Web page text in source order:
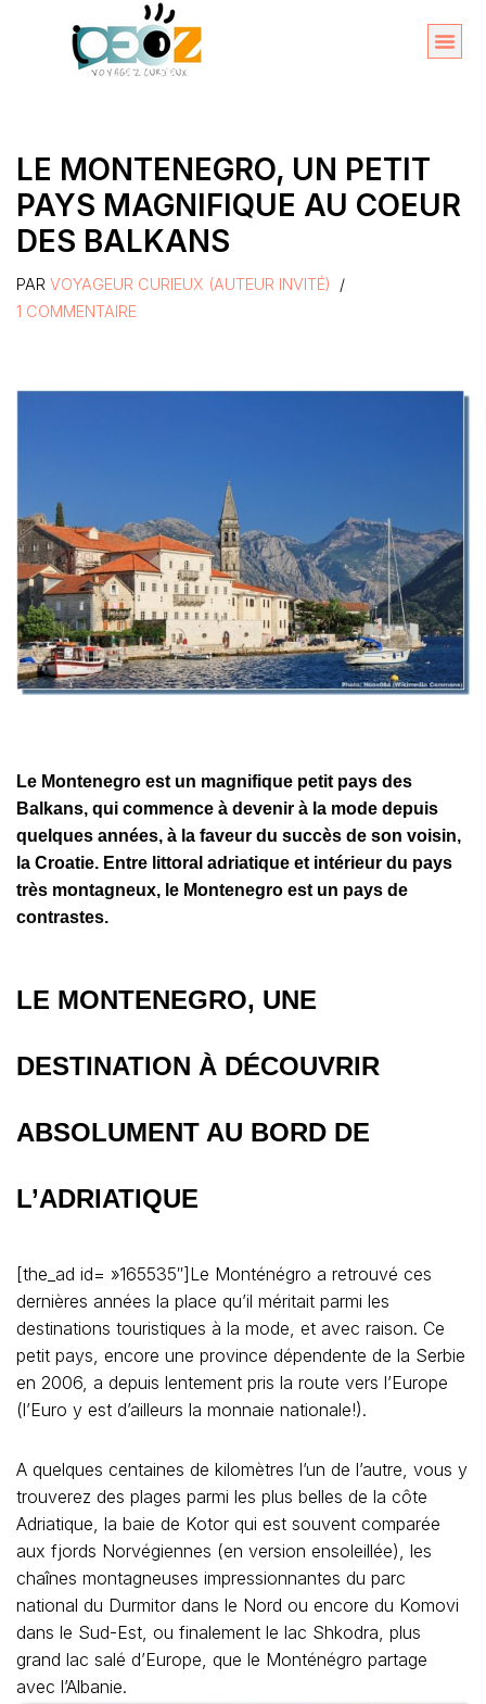
LE MONTENEGRO, UN PETIT
PAYS MAGNIFIQUE AU COEUR
DES BALKANS
PAR VOYAGEUR CURIEUX (AUTEUR INVITÉ)
1 COMMENTAIRE
Le Montenegro est un magnifique petit pays des
Balkans, qui commence à devenir à la mode depuis
quelques années, à la faveur du succès de son voisin,
la Croatie. Entre littoral adriatique et intérieur du pays
très montagneux, le Montenegro est un pays de
contrastes.
LE MONTENEGRO, UNE
DESTINATION À DÉCOUVRIR
ABSOLUMENT AU BORD DE
L’ADRIATIQUE
[the_ad id= »165535″]Le Monténégro a retrouvé ces
dernières années la place qu’il méritait parmi les
destinations touristiques à la mode, et avec raison. Ce
petit pays, encore une province dépendente de la Serbie
en 2006, a depuis lentement pris la route vers l’Europe
(l’Euro y est d’ailleurs la monnaie nationale!).
A quelques centaines de kilomètres l’un de l’autre, vous y
trouverez des plages parmi les plus belles de la côte
Adriatique, la baie de Kotor qui est souvent comparée
aux fjords Norvégiennes (en version ensoleillée), les
chaînes montagneuses impressionnantes du parc
national du Durmitor dans le Nord ou encore du Komovi
dans le Sud-Est, ou finalement le lac Shkodra, plus
grand lac salé d’Europe, que le Monténégro partage
avec l’Albanie.